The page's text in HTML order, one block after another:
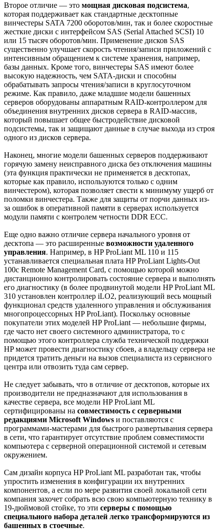
Второе отличие — это мощная дисковая подсистема,
которая поддерживает как стандартные десктопные
винчестеры SATA 7200 оборотов/мин, так и более скоростные
жесткие диски с интерфейсом SAS (Serial Attached SCSI) 10
или 15 тысяч оборотов/мин. Применение дисков SAS
существенно улучшает скорость чтения/записи приложений с
интенсивным обращением к системе хранения, например,
базы данных. Кроме того, винчестеры SAS имеют более
высокую надежность, чем SATA-диски и способны
обрабатывать запросы чтения/записи в круглосуточном
режиме. Как правило, даже младшие модели башенных
серверов оборудованы аппаратным RAID-контроллером для
объединения внутренних дисков сервера в RAID-массив,
который повышает общее быстродействие дисковой
подсистемы, так и защищают данные в случае выхода из строя
одного из дисков сервера.
Наконец, многие модели башенных серверов поддерживают
горячую замену неисправного диска без отключения машины
(эта функция практически не применяется в десктопах,
которые как правило, используются только с одним
винчестером), которая позволяет свести к минимуму ущерб от
поломки винчестера. Также для защиты от порчи данных из-
за ошибок в оперативной памяти в серверах используется
модули памяти с контролем четности DDR ECC.
Еще одно важно отличие сервера начального уровня от
десктопа — это расширенные возможности удаленного
управления. Например, в HP ProLiant ML 110 и 115
устанавливается специальная плата HP ProLiant Lights-Out
100c Remote Management Card, с помощью которой можно
дистанционно контролировать состояние сервера и выполнять
его диагностику (в более продвинутой модели HP ProLiant ML
310 установлен контроллер iLO2, реализующий веcь мощный
функционал средств удаленного управления и обслуживания
многопроцессорных HP ProLiant). Поскольку основные
покупатели этих моделей HP ProLiant — небольшие фирмы,
где часто нет своего системного администратора, то с
помощью этого контроллера служба технической поддержки
HP может провести диагностику сбоев, а владельцу сервера не
придется тратить деньги на вызов специалиста из сервисного
центра или отвозить туда сам сервер.
Не следует забывать, что в отличие от десктопов, которые их
производители не предназначают для использования в
качестве сервера, все модели HP ProLiant ML
сертифицированы на совместимость с серверными
редакциями Microsoft Windows и поставляются с
программами-мастерами для быстрого развертывания сервера
в сети, что гарантирует отсутствие проблем совместимости
компьютера с серверной операционной системой и сетевым
окружением.
Сам дизайн корпуса HP ProLiant ML разработан так, чтобы
упростить изменения в конфигурации их внутренних
компонентов, а если по мере развития своей локальной сети
компания захочет собрать всю свою компьютерную технику в
19-дюймовой стойке, то эти серверы с помощью
специального набора деталей легко трансформируются из
башенных в стоечные.